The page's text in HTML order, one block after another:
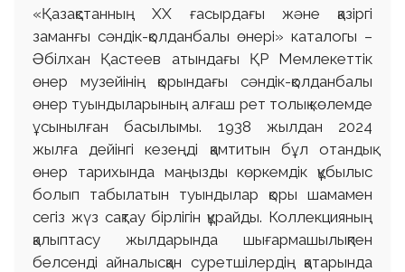
«Қазақстанның ХХ ғасырдағы және қазіргі
заманғы сәндік-қолданбалы өнері» каталогы –
Әбілхан Қастеев атындағы ҚР Мемлекеттік
өнер музейінің қорындағы сәндік-қолданбалы
өнер туындыларының алғаш рет толық көлемде
ұсынылған басылымы. 1938 жылдан 2024
жылға дейінгі кезеңді қамтитын бұл отандық
өнер тарихында маңызды көркемдік құбылыс
болып табылатын туындылар қоры шамамен
сегіз жүз сақтау бірлігін құрайды. Коллекцияның
қалыптасу жылдарында шығармашылықпен
белсенді айналысқан суретшілердің қатарында